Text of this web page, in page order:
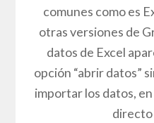
comunes como es
otras versiones de
datos de Excel
opción “abrir datos”
importar los datos,